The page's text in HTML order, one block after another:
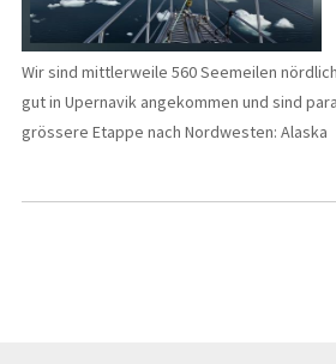
Wir sind mittlerweile 560 Seemeilen
gut in Upernavik angekommen und sind
grössere Etappe nach Nordwesten: Alaska